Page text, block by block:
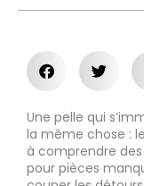
Une pelle qui
la même chose :
à comprendre
pour pièces